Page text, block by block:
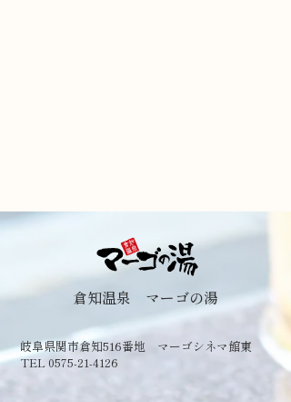
倉知温泉 マーゴの湯
岐阜県関市倉知516番地 マーゴシネマ館東
TEL 0575-21-4126